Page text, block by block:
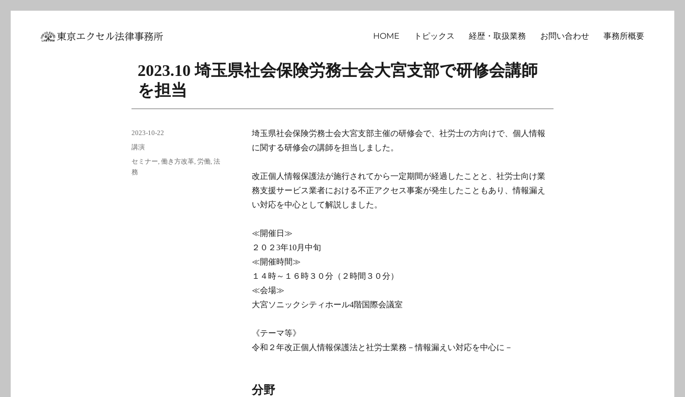
坂東 利国｜東京エクセル法律事務所
HOME トピックス 経歴・取扱業務 お問い合わせ 事務所概要
2023.10 埼玉県社会保険労務士会大宮支部で研修会講師
を担当
埼玉県社会保険労務士会大宮支部主催の研修会で、社労士の方向けで、個人情報
に関する研修会の講師を担当しました。
改正個人情報保護法が施行されてから一定期間が経過したことと、社労士向け業
務支援サービス業者における不正アクセス事案が発生したこともあり、情報漏え
い対応を中心として解説しました。
≪開催日≫
２０２3年10月中旬
≪開催時間≫
１４時～１６時３０分（２時間３０分）
≪会場≫
大宮ソニックシティホール4階国際会議室
《テーマ等》
令和２年改正個人情報保護法と社労士業務－情報漏えい対応を中心に－
分野
投
稿
2023-10-22
カ
ゴ
講演
タ
グ
セミナー 働き方改革, 労働 法
務